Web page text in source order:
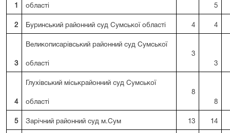
1 області
5
2 Буринський районний суд Сумської області 4 4
3
Великописарівський районний суд Сумської
області
3
3
4
Глухівський міськрайонний суд Сумської
області
8
8
5 Зарічний районний суд м.Сум 13 14